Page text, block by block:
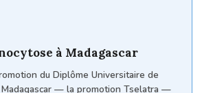
à Madagascar
du Diplôme Universitaire de
— la promotion Tselatra —